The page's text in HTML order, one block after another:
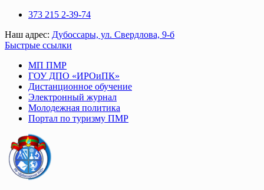
Перейти
содержимому
373 215 2-39-74
Наш адрес: Дубоссары, ул. Свердлова, 9-б
Быстрые ссылки
МП ПМР
ГОУ ДПО «ИРОиПК»
Дистанционное обучение
Электронный журнал
Молодежная политика
Портал по туризму ПМР